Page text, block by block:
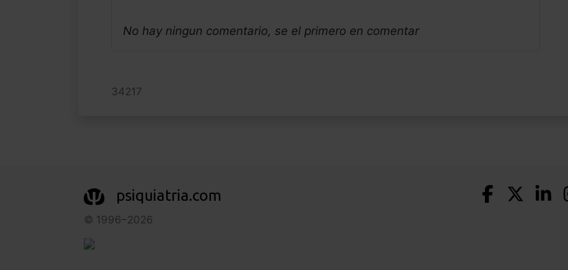
No hay ningun comentario, se el primero en comentar
34217
psiquiatria.com
© 1996–2026